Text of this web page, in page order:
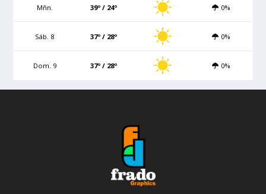
Mñn. 39º / 24º 0%
Sáb. 8 37º / 28º 0%
Dom. 9 37º / 28º 0%